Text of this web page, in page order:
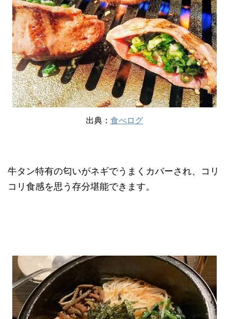
出典： 食べログ
牛タン特有の匂いがネギでうまくカバーされ、コリ
コリ食感を思う存分堪能できます。